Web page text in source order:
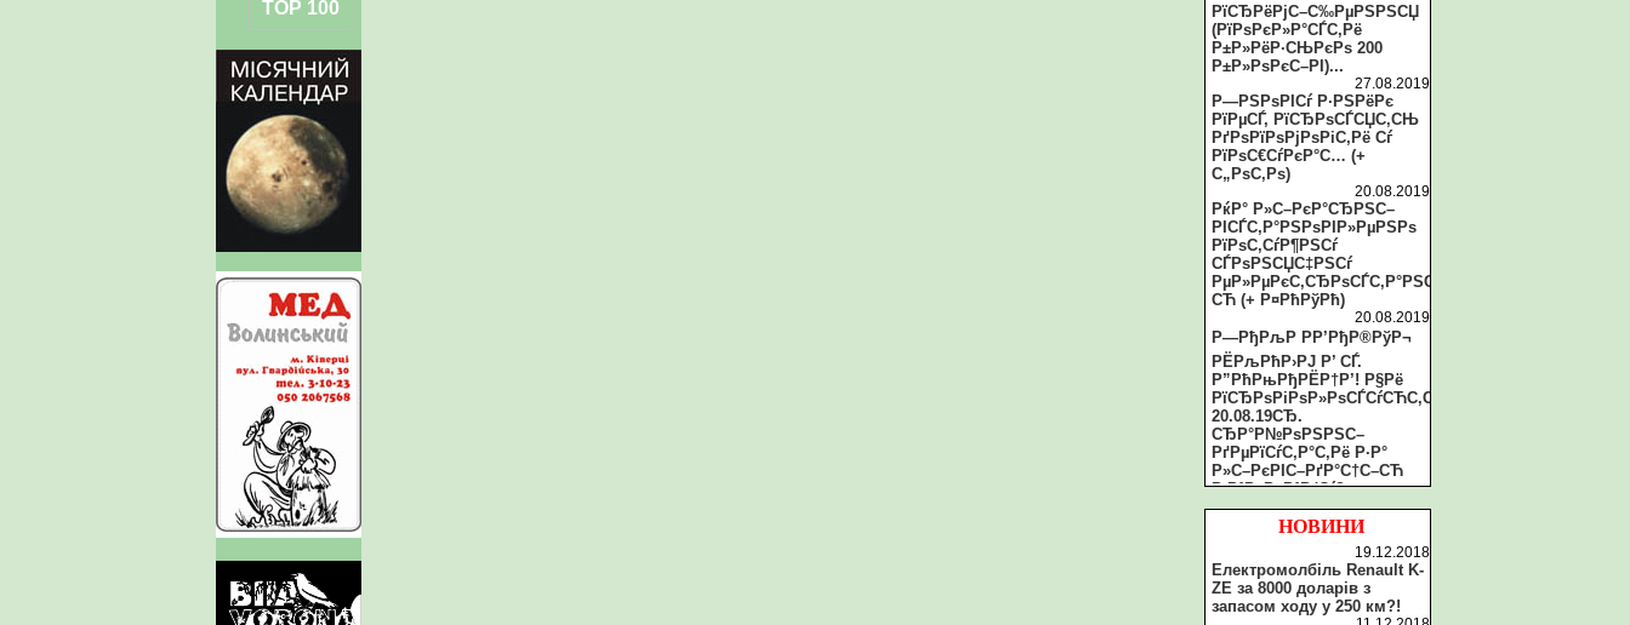
РїСЂРёРјС–С‰РµРЅРЅСЏ
(РїРѕРєР»Р°СЃС‚Рё
Р±Р»РёР·СЊРєРѕ 200
Р±Р»РѕРєС–РІ)...
27.08.2019
Р—РЅРѕРІСѓ Р·РЅРёРє
РїРµСЃ, РїСЂРѕСЃСЏС‚СЊ
РґРѕРїРѕРјРѕРіС‚Рё Сѓ
РїРѕС€СѓРєР°С… (+
С„РѕС‚Рѕ)
20.08.2019
РќР° Р»С–РєР°СЂРЅС–
РІСЃС‚Р°РЅРѕРІР»РµРЅРѕ
РїРѕС‚СѓР¶РЅСѓ
СЃРѕРЅСЏС‡РЅСѓ
РµР»РµРєС‚СЂРѕСЃС‚Р°РЅС†С–
СЋ (+ Р¤РћРўРћ)
20.08.2019
Р—РђРљР РР’РђР®РўР¬
РЁРљРћР›РЈ Р’ СЃ.
Р”РћРњРђРЁР†Р’! Р§Рё
РїСЂРѕРіРѕР»РѕСЃСѓСЋС‚СЊ
20.08.19СЂ.
СЂР°Р№РѕРЅРЅС–
РґРµРїСѓС‚Р°С‚Рё Р·Р°
Р»С–РєРІС–РґР°С†С–СЋ
Р·Р°РєР»Р°РґСѓ?
20.08.2019
Рў.Р·РІ. СЂР°Р№СЂР°РґР°
РїСЂРѕС†РµСЃ Р»С–РєРІС–
РґР°С†С–С—
СЂР°Р№РѕРЅРєРё С‚Р°
Р»РёС€
НОВИНИ
19.12.2018
Електромолбіль Renault K-
ZE за 8000 доларів з
запасом ходу у 250 км?!